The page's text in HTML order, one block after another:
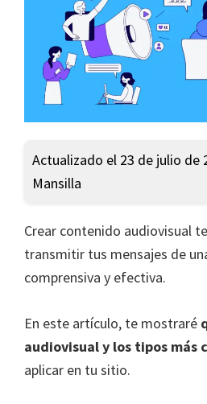
Actualizado el 23 de julio de
Mansilla
Crear contenido audiovisual
transmitir tus mensajes de
comprensiva y efectiva.
En este artículo, te mostraré
audiovisual y los tipos más
aplicar en tu sitio.